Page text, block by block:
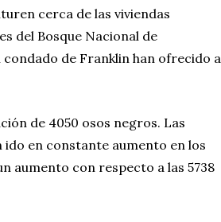
cerca de las viviendas
del Bosque Nacional de
condado de Franklin han ofrecido a
de 4050 osos negros. Las
en constante aumento en los
aumento con respecto a las 5738